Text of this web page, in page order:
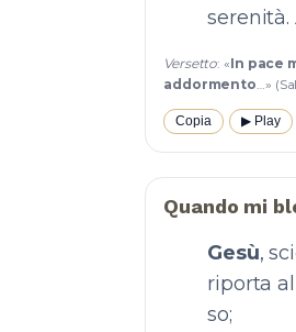
serenità.
Versetto: «In pace
addormento…»
Copia ▶︎ Play
Quando mi
Gesù,
riporta
so;